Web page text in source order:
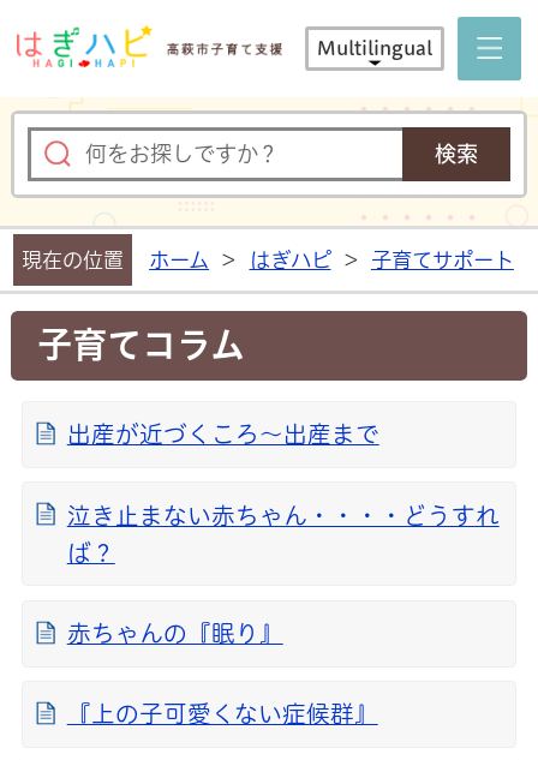
はぎハピ
Multilingual
現在の位置 ホーム > はぎハピ > 子育てサポート
子育てコラム
出産が近づくころ～出産まで
泣き止まない赤ちゃん・・・・どうすれ
ば？
赤ちゃんの『眠り』
『上の子可愛くない症候群』